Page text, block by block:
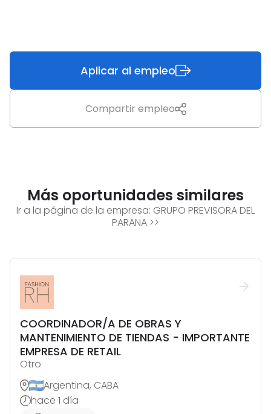
Aplicar al empleo
Compartir empleo
Más oportunidades similares
Ir a la página de la empresa: GRUPO PREVISORA DEL
PARANA >>
COORDINADOR/A DE OBRAS Y
MANTENIMIENTO DE TIENDAS - IMPORTANTE
EMPRESA DE RETAIL
Otro
Argentina, CABA
hace 1 día